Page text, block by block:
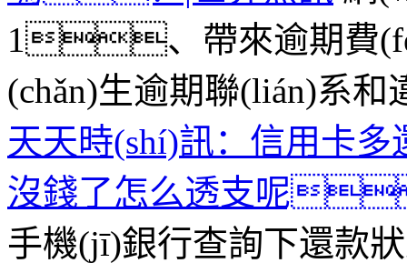
1、帶來逾期費
(chǎn)生逾期聯(lián)系
天天時(shí)訊：信用卡
沒錢了怎么透支呢
手機(jī)銀行查詢下還